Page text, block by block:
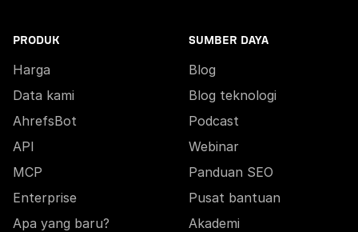
PRODUK
Harga
Data kami
AhrefsBot
API
MCP
Enterprise
Apa yang baru?
SUMBER DAYA
Blog
Blog teknologi
Podcast
Webinar
Panduan SEO
Pusat bantuan
Akademi